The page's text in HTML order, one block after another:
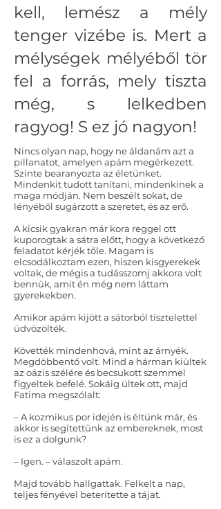
kell, lemész a mély
tenger vizébe is. Mert a
mélységek mélyéből tör
fel a forrás, mely tiszta
még, s lelkedben
ragyog! S ez jó nagyon!
Nincs olyan nap, hogy ne áldanám azt a
pillanatot, amelyen apám megérkezett.
Szinte bearanyozta az életünket.
Mindenkit tudott tanítani, mindenkinek a
maga módján. Nem beszélt sokat, de
lényéből sugárzott a szeretet, és az erő.
A kicsik gyakran már kora reggel ott
kuporogtak a sátra előtt, hogy a következő
feladatot kérjék tőle. Magam is
elcsodálkoztam ezen, hiszen kisgyerekek
voltak, de mégis a tudásszomj akkora volt
bennük, amit én még nem láttam
gyerekekben.
Amikor apám kijött a sátorból tisztelettel
üdvözölték.
Követték mindenhová, mint az árnyék.
Megdöbbentő volt. Mind a hárman kiültek
az oázis szélére és becsukott szemmel
figyeltek befelé. Sokáig ültek ott, majd
Fatima megszólalt:
– A kozmikus por idején is éltünk már, és
akkor is segítettünk az embereknek, most
is ez a dolgunk?
– Igen. – válaszolt apám.
Majd tovább hallgattak. Felkelt a nap,
teljes fényével beterítette a tájat.